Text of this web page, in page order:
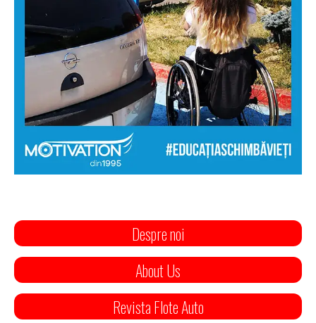
Despre noi
About Us
Revista Flote Auto